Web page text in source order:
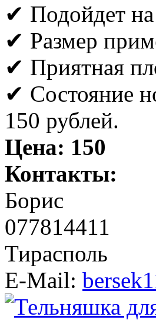
✔ Подойдет
✔ Размер
✔ Приятная
✔ Состояние
150 рублей.
Цена: 150
Контакты:
Борис
077814411
Тирасполь
E-Mail: